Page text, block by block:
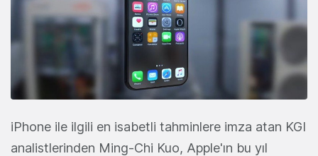
iPhone ile ilgili en isabetli tahminlere imza atan KGI
analistlerinden Ming-Chi Kuo, Apple'ın bu yıl